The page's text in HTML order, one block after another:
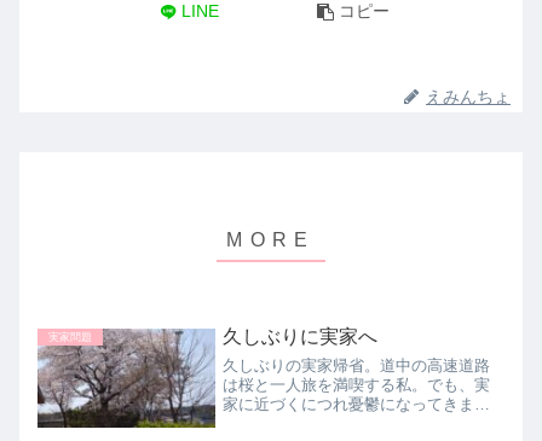
LINE コピー
えみんちょ
実家問題 久しぶりに実家へ
久しぶりの実家帰省。道中の高速道路
は桜と一人旅を満喫する私。でも、実
家に近づくにつれ憂鬱になってきま